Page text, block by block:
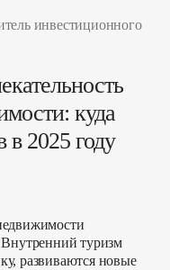
инвестиционного
куда
2025 году
Внутренний туризм
развиваются новые